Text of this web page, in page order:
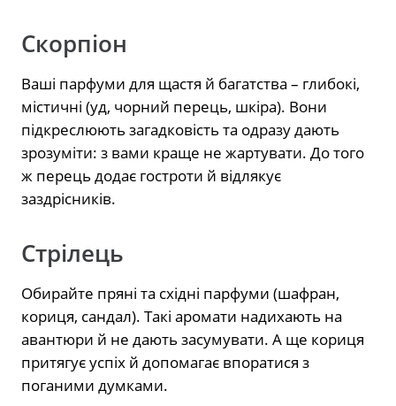
Скорпіон
Ваші парфуми для щастя й багатства – глибокі,
містичні (уд, чорний перець, шкіра). Вони
підкреслюють загадковість та одразу дають
зрозуміти: з вами краще не жартувати. До того
ж перець додає гостроти й відлякує
заздрісників.
Стрілець
Обирайте пряні та східні парфуми (шафран,
кориця, сандал). Такі аромати надихають на
авантюри й не дають засумувати. А ще кориця
притягує успіх й допомагає впоратися з
поганими думками.